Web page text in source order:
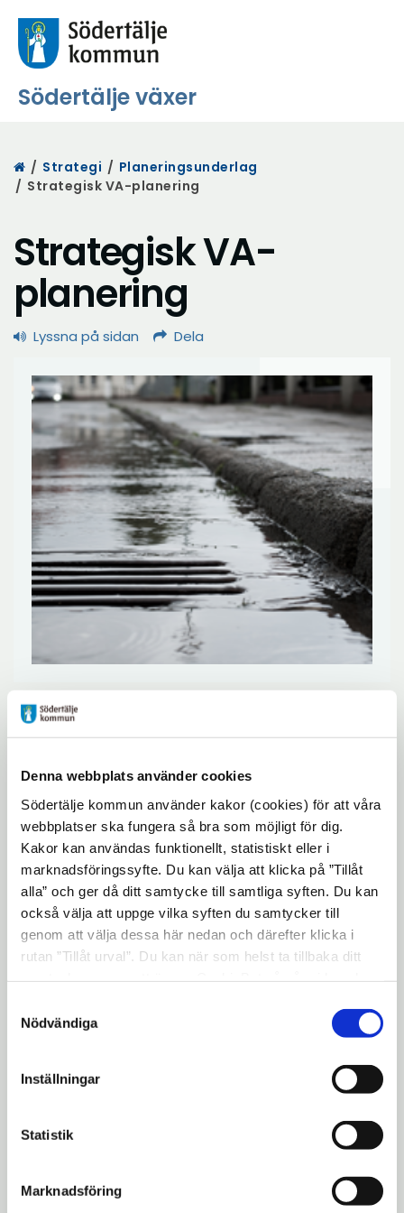
Denna webbplats använder cookies
Södertälje kommun använder kakor (cookies) för att våra
webbplatser ska fungera så bra som möjligt för dig.
Kakor kan användas funktionellt, statistiskt eller i
marknadsföringssyfte. Du kan välja att klicka på ”Tillåt
alla” och ger då ditt samtycke till samtliga syften. Du kan
också välja att uppge vilka syften du samtycker till
genom att välja dessa här nedan och därefter klicka i
rutan ”Tillåt urval”. Du kan när som helst ta tillbaka ditt
"Visa detaljer" kan du läsa om hur kakorna används och
hur vi och våra leverantörer inhämtar och behandlar
Nödvändiga
Inställningar
Statistik
Marknadsföring
Södertälje växer
Start
/ Strategi / Planeringsunderlag
/ Strategisk VA-planering
Strategisk VA-
planering
Lyssna på sidan Dela
Kommunen har flera styrdokument som
verktyg i den strategiska VA-
VA-policyn.
Just nu pågår revidering av VA-policyn samt
VA-planen. En dagvattenplan håller också
på att tas fram.
Styrdokument för
strategisk VA-planering:
VA-policy
avlopp och dagvatten.
planeringen och innehåller bland annat en